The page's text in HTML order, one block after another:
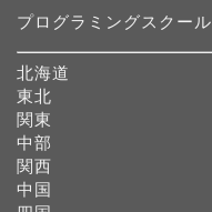
プログラミングスクール
北海道
東北
関東
中部
関西
中国